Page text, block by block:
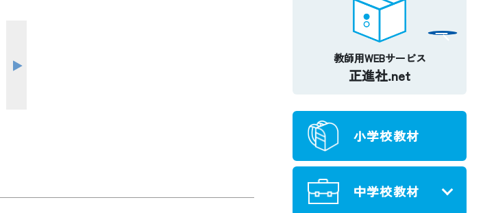
教師用WEBサービス
正進社.net
小学校教材
中学校教材